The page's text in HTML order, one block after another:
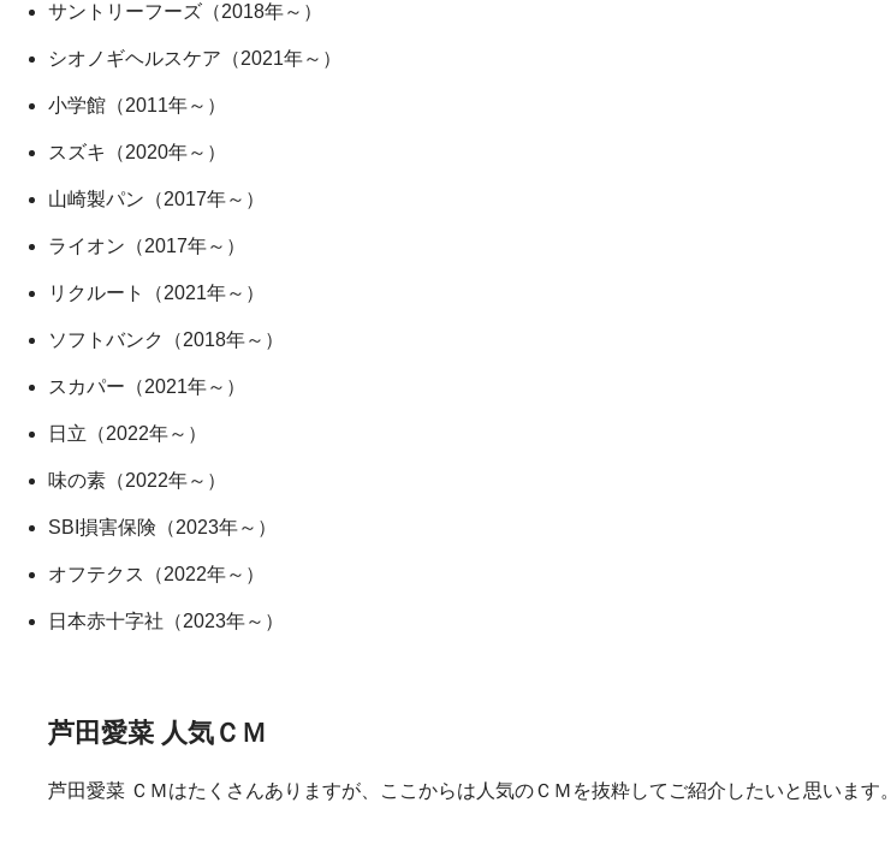
サントリーフーズ（2018年～）
シオノギヘルスケア（2021年～）
小学館（2011年～）
スズキ（2020年～）
山崎製パン（2017年～）
ライオン（2017年～）
リクルート（2021年～）
ソフトバンク（2018年～）
スカパー（2021年～）
日立（2022年～）
味の素（2022年～）
SBI損害保険（2023年～）
オフテクス（2022年～）
日本赤十字社（2023年～）
芦田愛菜 人気ＣＭ
芦田愛菜 ＣＭはたくさんありますが、ここからは人気のＣＭを抜粋してご紹介したいと思います。